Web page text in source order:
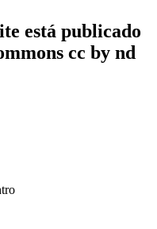
está publicado
cc by nd